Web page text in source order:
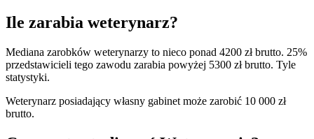
Ile zarabia weterynarz?
Mediana zarobków weterynarzy to nieco ponad 4200 zł brutto. 25%
przedstawicieli tego zawodu zarabia powyżej 5300 zł brutto. Tyle
statystyki.
Weterynarz posiadający własny gabinet może zarobić 10 000 zł
brutto.